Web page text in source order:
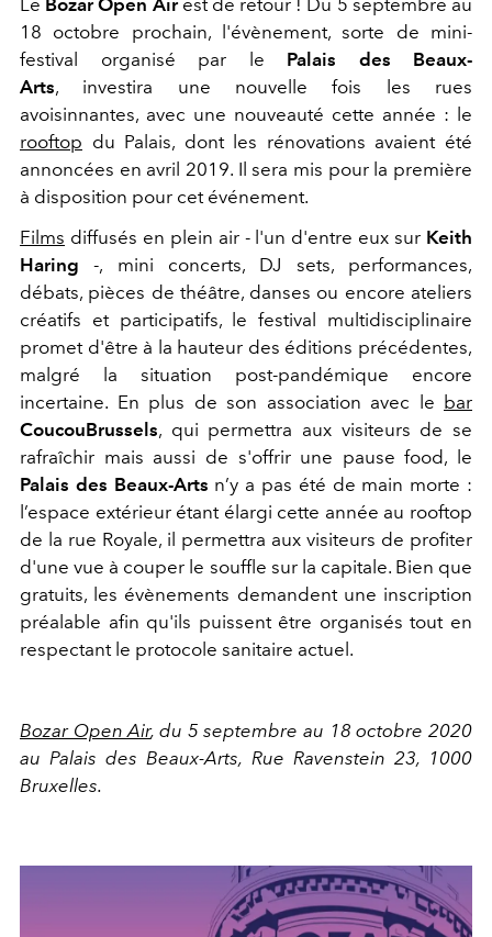
18 octobre prochain, l'évènement, sorte de mini-
festival organisé par le Palais des Beaux-
Arts, investira une nouvelle fois les rues
avoisinnantes, avec une nouveauté cette année : le
rooftop du Palais, dont les rénovations avaient été
annoncées en avril 2019. Il sera mis pour la première
à disposition pour cet événement.
Films diffusés en plein air - l'un d'entre eux sur Keith
Haring -, mini concerts, DJ sets, performances,
débats, pièces de théâtre, danses ou encore ateliers
créatifs et participatifs, le festival multidisciplinaire
promet d'être à la hauteur des éditions précédentes,
malgré la situation post-pandémique encore
incertaine. En plus de son association avec le bar
CoucouBrussels, qui permettra aux visiteurs de se
rafraîchir mais aussi de s'offrir une pause food, le
Palais des Beaux-Arts n’y a pas été de main morte :
l’espace extérieur étant élargi cette année au rooftop
de la rue Royale, il permettra aux visiteurs de profiter
d'une vue à couper le souffle sur la capitale. Bien que
gratuits, les évènements demandent une inscription
préalable afin qu'ils puissent être organisés tout en
respectant le protocole sanitaire actuel.
Bozar Open Air, du 5 septembre au 18 octobre 2020
au Palais des Beaux-Arts, Rue Ravenstein 23, 1000
Bruxelles.